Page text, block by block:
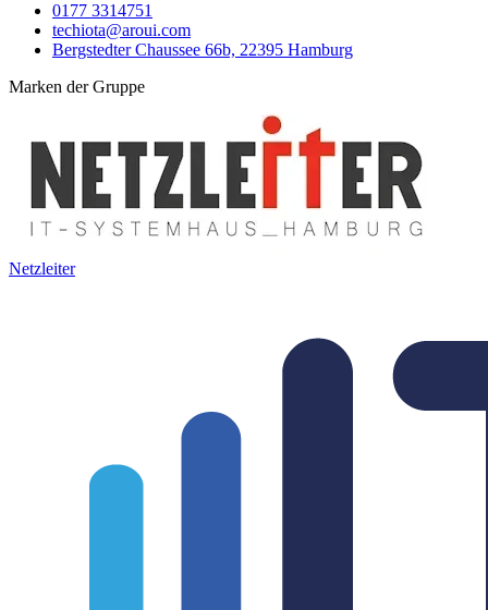
0177 3314751
techiota@aroui.com
Bergstedter Chaussee 66b, 22395 Hamburg
Marken der Gruppe
Netzleiter